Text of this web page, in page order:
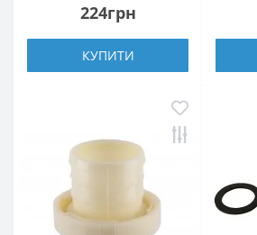
224грн
КУПИТИ